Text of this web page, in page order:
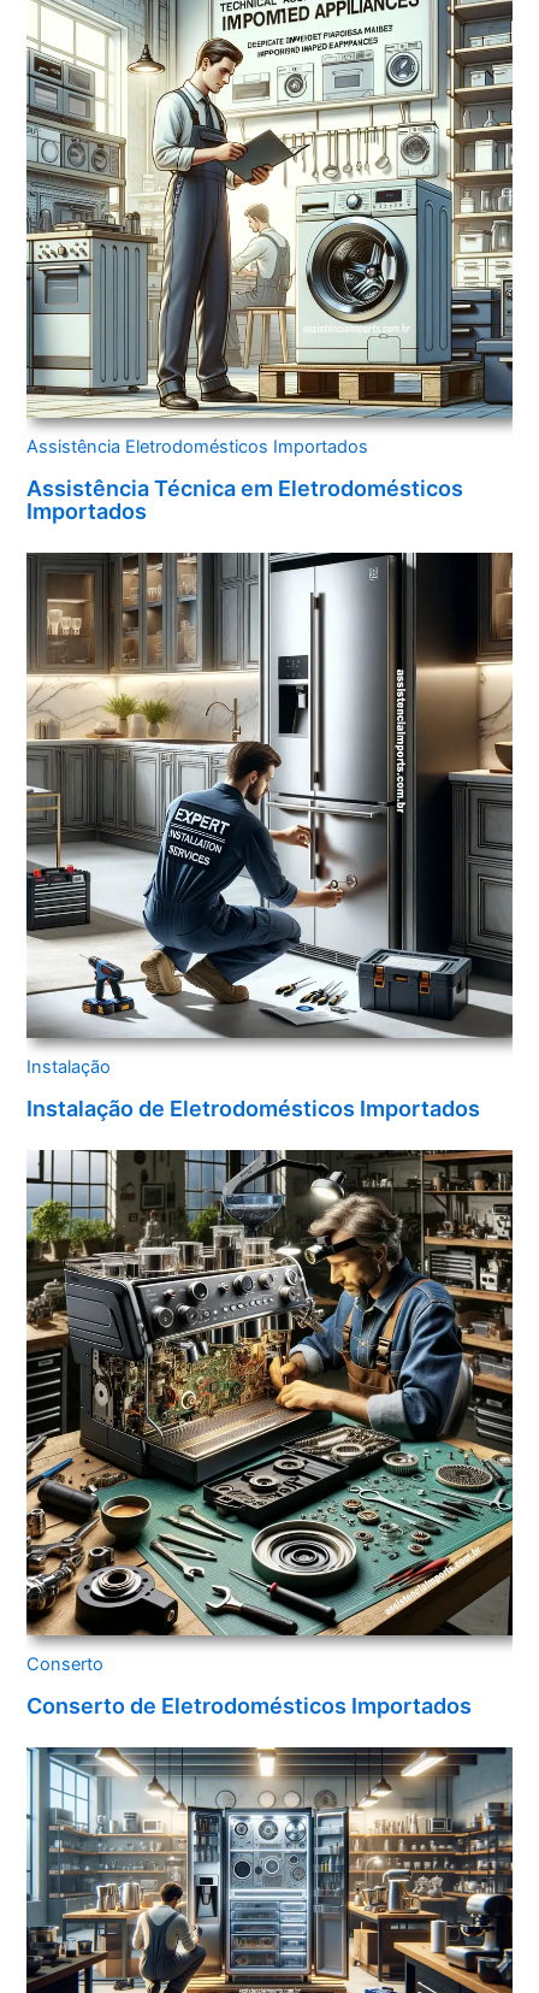
Assistência Eletrodomésticos Importados
Assistência Técnica em Eletrodomésticos
Importados
Instalação
Instalação de Eletrodomésticos Importados
Conserto
Conserto de Eletrodomésticos Importados